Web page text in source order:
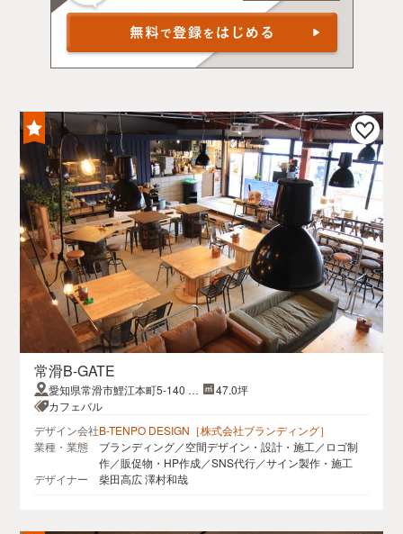
常滑B-GATE
愛知県常滑市鯉江本町5-140 μ
PLAT常滑内
47.0坪
カフェバル
デザイン会社B-TENPO DESIGN［株式会社ブランディング］
業種・業態
ブランディング／空間デザイン・設計・施工／ロゴ制
作／販促物・HP作成／SNS代行／サイン製作・施工
デザイナー
柴田高広 澤村和哉